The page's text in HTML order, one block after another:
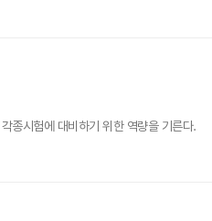
종시험에 대비하기 위한 역량을 기른다.